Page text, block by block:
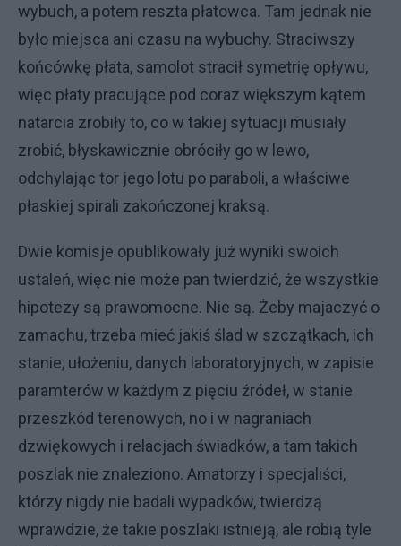
wybuch, a potem reszta płatowca. Tam jednak nie
było miejsca ani czasu na wybuchy. Straciwszy
końcówkę płata, samolot stracił symetrię opływu,
więc płaty pracujące pod coraz większym kątem
natarcia zrobiły to, co w takiej sytuacji musiały
zrobić, błyskawicznie obróciły go w lewo,
odchylając tor jego lotu po paraboli, a właściwe
płaskiej spirali zakończonej kraksą.
Dwie komisje opublikowały już wyniki swoich
ustaleń, więc nie może pan twierdzić, że wszystkie
hipotezy są prawomocne. Nie są. Żeby majaczyć o
zamachu, trzeba mieć jakiś ślad w szczątkach, ich
stanie, ułożeniu, danych laboratoryjnych, w zapisie
paramterów w każdym z pięciu źródeł, w stanie
przeszkód terenowych, no i w nagraniach
dzwiękowych i relacjach świadków, a tam takich
poszlak nie znaleziono. Amatorzy i specjaliści,
którzy nigdy nie badali wypadków, twierdzą
wprawdzie, że takie poszlaki istnieją, ale robią tyle